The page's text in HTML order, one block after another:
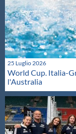
25 Luglio 2026
World Cup. Italia-
l'Australia